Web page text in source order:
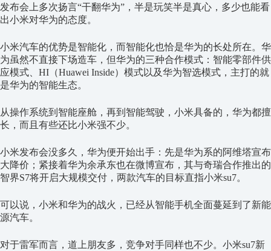
发布会上多次扬言“干翻华为”，半是玩笑半是真心，多少也能看
出小米对华为的态度。
小米汽车的优势是智能化，而智能化也恰是华为的长处所在。华
为虽然不直接下场造车，但华为的三种合作模式：智能零部件供
应模式、HI（Huawei Inside）模式以及华为智选模式，主打的就
是华为的智能生态。
从操作系统到智能座舱，再到智能驾驶，小米具备的，华为都擅
长，而且有些还比小米强不少。
小米发布会没多久，华为便开始出手：先是华为系的阿维塔宣布
大降价；紧接着华为余承东也在微博宣布，其与奇瑞合作推出的
智界S7将开启大规模交付，两款汽车的目标直指小米su7。
可以说，小米和华为的战火，已经从智能手机全面蔓延到了新能
源汽车。
对于雷军而言，道上朋友多，竞争对手同样也不少。小米su7新